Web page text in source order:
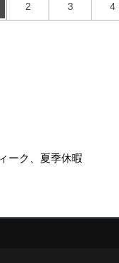
2 3 4
ーク、夏季休暇